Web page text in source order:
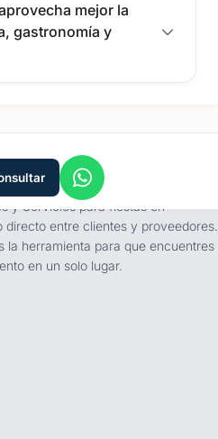
mejor la
gastronomía y
y Servicios para fiestas en
directo entre clientes y proveedores.
la herramienta para que encuentres
en un solo lugar.